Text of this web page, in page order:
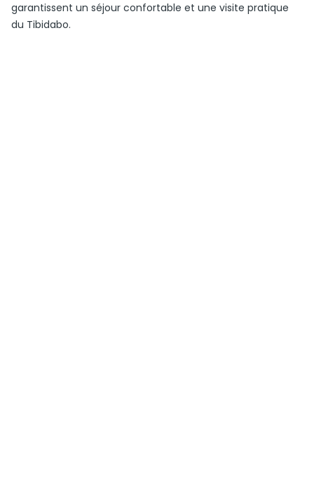
garantissent un séjour confortable et une visite pratique
du Tibidabo.